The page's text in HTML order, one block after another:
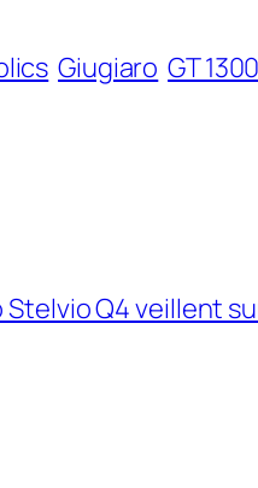
Giugiaro GT
Stelvio Q4 veillent